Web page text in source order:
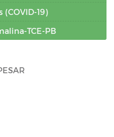
(COVID-19)
TCE-PB